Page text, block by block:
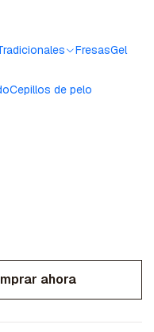
FresasGel
Cepillos de pelo
ahora